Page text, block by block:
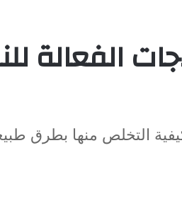
الفعالة
التخلص منها بطرق